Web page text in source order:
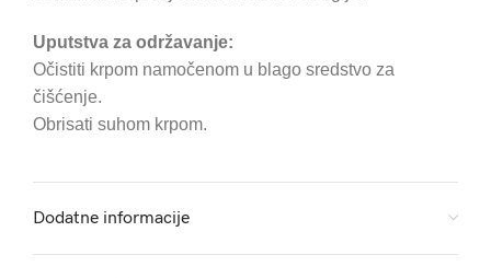
Uputstva za održavanje:
Očistiti krpom namočenom u blago sredstvo za
čišćenje.
Obrisati suhom krpom.
Dodatne informacije